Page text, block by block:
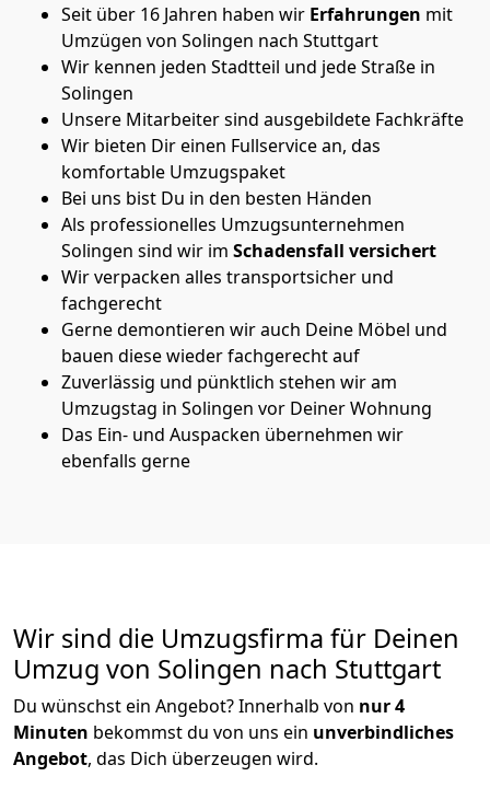
Seit über 16 Jahren haben wir Erfahrungen mit
Umzügen von Solingen nach Stuttgart
Wir kennen jeden Stadtteil und jede Straße in
Solingen
Unsere Mitarbeiter sind ausgebildete Fachkräfte
Wir bieten Dir einen Fullservice an, das
komfortable Umzugspaket
Bei uns bist Du in den besten Händen
Als professionelles Umzugsunternehmen
Solingen sind wir im Schadensfall versichert
Wir verpacken alles transportsicher und
fachgerecht
Gerne demontieren wir auch Deine Möbel und
bauen diese wieder fachgerecht auf
Zuverlässig und pünktlich stehen wir am
Umzugstag in Solingen vor Deiner Wohnung
Das Ein- und Auspacken übernehmen wir
ebenfalls gerne
Wir sind die Umzugsfirma für Deinen
Umzug von Solingen nach Stuttgart
Du wünschst ein Angebot? Innerhalb von nur 4
Minuten bekommst du von uns ein unverbindliches
Angebot, das Dich überzeugen wird.